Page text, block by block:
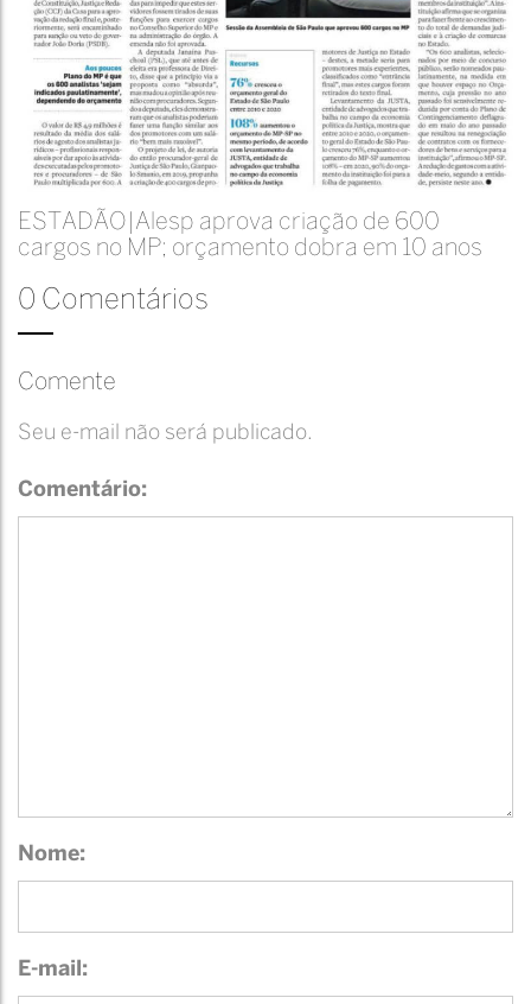
ESTADÃO|Alesp aprova criação de 600
cargos no MP; orçamento dobra em 10 anos
0 Comentários
Comente
Seu e-mail não será publicado.
Comentário:
Nome:
E-mail: